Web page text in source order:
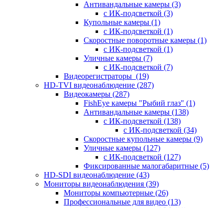
Антивандальные камеры (3)
с ИК-подсветкой (3)
Купольные камеры (1)
с ИК-подсветкой (1)
Скоростные поворотные камеры (1)
с ИК-подсветкой (1)
Уличные камеры (7)
с ИК-подсветкой (7)
Видеорегистраторы (19)
HD-TVI видеонаблюдение (287)
Видеокамеры (287)
FishEye камеры "Рыбий глаз" (1)
Антивандальные камеры (138)
с ИК-подсветкой (138)
с ИК-подсветкой (34)
Скоростные купольные камеры (9)
Уличные камеры (127)
с ИК-подсветкой (127)
Фиксированные малогабаритные (5)
HD-SDI видеонаблюдение (43)
Мониторы видеонаблюдения (39)
Мониторы компьютерные (26)
Профессиональные для видео (13)